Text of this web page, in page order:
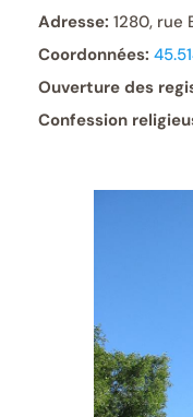
Adresse: 1280, rue
Coordonnées:
Ouverture des
Confession